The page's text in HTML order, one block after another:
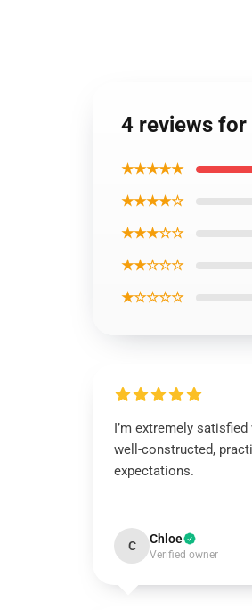
4 reviews for
★★★★★
★★★★☆
★★★☆☆
★★☆☆☆
★☆☆☆☆
I’m extremely
well-constructed,
expectations.
C Chloe
Verified owner